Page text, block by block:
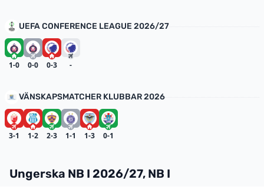
UEFA CONFERENCE LEAGUE 2026/27
1-0 0-0 0-3 -
VÄNSKAPSMATCHER KLUBBAR 2026
3-1 1-2 2-3 1-1 1-3 0-1
Ungerska NB I 2026/27, NB I